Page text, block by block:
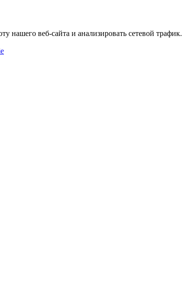
нашего веб-сайта и анализировать сетевой трафик.